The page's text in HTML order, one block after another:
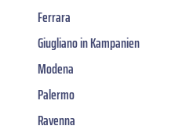
Ferrara
Giugliano in Kampanien
Modena
Palermo
Ravenna